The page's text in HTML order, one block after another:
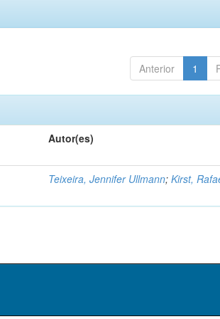
Anterior 1
Autor(es)
Teixeira, Jennifer Ullmann;Kirst,